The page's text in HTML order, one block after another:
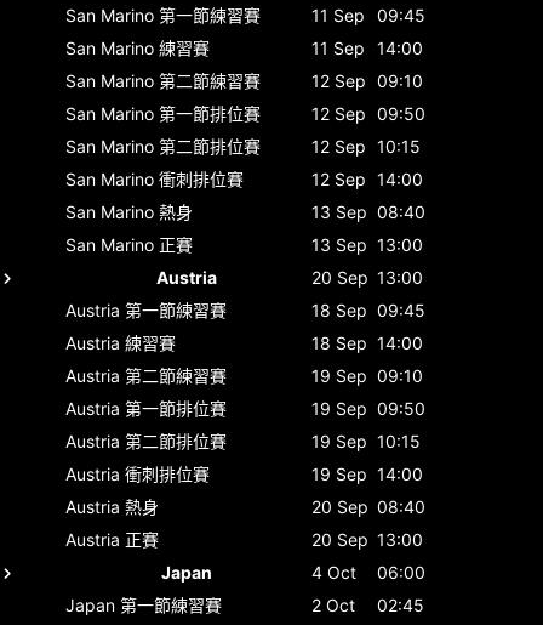
San Marino 第一節練習賽 11 Sep
09:45
San Marino 練習賽 11 Sep
14:00
San Marino 第二節練習賽 12 Sep 09:10
San Marino 第一節排位賽 12 Sep 09:50
San Marino 第二節排位賽 12 Sep 10:15
San Marino 衝刺排位賽 12 Sep 14:00
San Marino 熱身 13 Sep 08:40
San Marino 正賽 13 Sep 13:00
Austria
20 Sep 13:00
Austria 第一節練習賽 18 Sep 09:45
Austria 練習賽 18 Sep 14:00
Austria 第二節練習賽 19 Sep 09:10
Austria 第一節排位賽 19 Sep 09:50
Austria 第二節排位賽 19 Sep 10:15
Austria 衝刺排位賽 19 Sep 14:00
Austria 熱身 20 Sep 08:40
Austria 正賽 20 Sep 13:00
Japan
4 Oct
06:00
Japan 第一節練習賽 2 Oct
02:45